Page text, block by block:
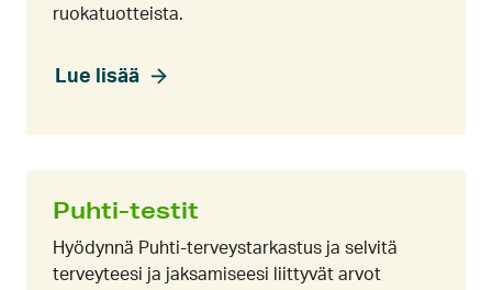
ruokatuotteista.
Lue lisää
Puhti-testit
Hyödynnä Puhti-terveystarkastus ja selvitä
terveyteesi ja jaksamiseesi liittyvät arvot